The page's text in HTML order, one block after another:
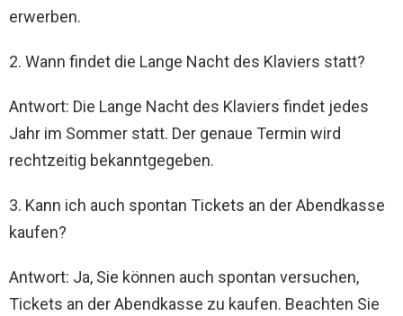
erwerben.
2. Wann findet die Lange Nacht des Klaviers statt?
Antwort: Die Lange Nacht des Klaviers findet jedes
Jahr im Sommer statt. Der genaue Termin wird
rechtzeitig bekanntgegeben.
3. Kann ich auch spontan Tickets an der Abendkasse
kaufen?
Antwort: Ja, Sie können auch spontan versuchen,
Tickets an der Abendkasse zu kaufen. Beachten Sie